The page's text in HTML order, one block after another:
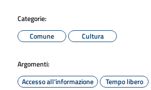
Categorie:
Comune
Cultura
Argomenti:
Accesso all'informazione
Tempo libero